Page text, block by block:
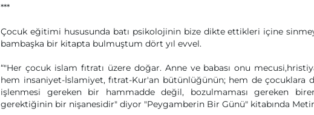
***
Çocuk eğitimi hususunda batı psikolojinin bize dikte ettikleri içine
bambaşka bir kitapta bulmuştum dört yıl evvel.
“"Her çocuk islam fıtratı üzere doğar. Anne ve babası onu
hem insaniyet-İslamiyet, fıtrat-Kur'an bütünlüğünün; hem de çocuklara
işlenmesi gereken bir hammadde değil, bozulmaması gereken
gerektiğinin bir nişanesidir" diyor "Peygamberin Bir Günü" kitabında